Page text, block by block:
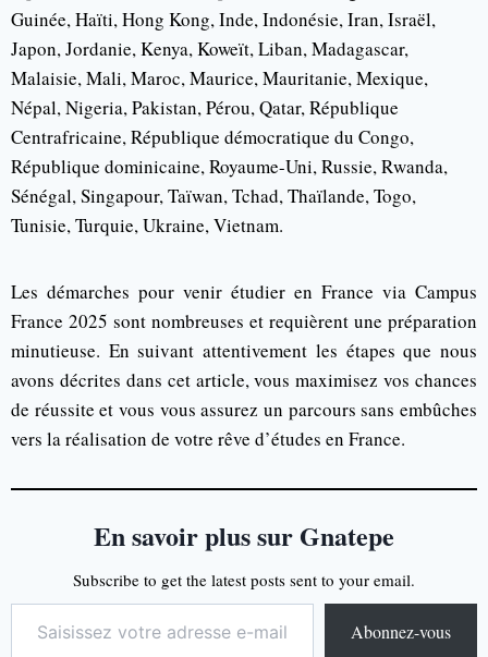
Guinée, Haïti, Hong Kong, Inde, Indonésie, Iran, Israël,
Japon, Jordanie, Kenya, Koweït, Liban, Madagascar,
Malaisie, Mali, Maroc, Maurice, Mauritanie, Mexique,
Népal, Nigeria, Pakistan, Pérou, Qatar, République
Centrafricaine, République démocratique du Congo,
République dominicaine, Royaume-Uni, Russie, Rwanda,
Sénégal, Singapour, Taïwan, Tchad, Thaïlande, Togo,
Tunisie, Turquie, Ukraine, Vietnam.
Les démarches pour venir étudier en France via Campus
France 2025 sont nombreuses et requièrent une préparation
minutieuse. En suivant attentivement les étapes que nous
avons décrites dans cet article, vous maximisez vos chances
de réussite et vous vous assurez un parcours sans embûches
vers la réalisation de votre rêve d’études en France.
En savoir plus sur Gnatepe
Subscribe to get the latest posts sent to your email.
Abonnez-vous